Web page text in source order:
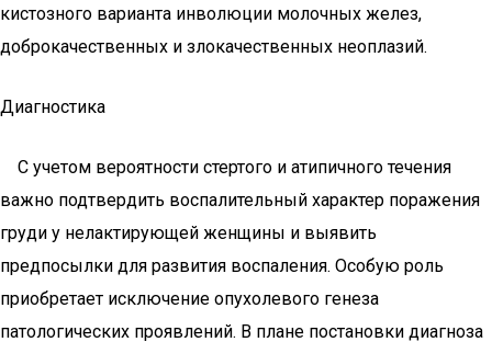
кистозного варианта инволюции молочных желез,
доброкачественных и злокачественных неоплазий.
Диагностика
С учетом вероятности стертого и атипичного течения
важно подтвердить воспалительный характер поражения
груди у нелактирующей женщины и выявить
предпосылки для развития воспаления. Особую роль
приобретает исключение опухолевого генеза
патологических проявлений. В плане постановки диагноза